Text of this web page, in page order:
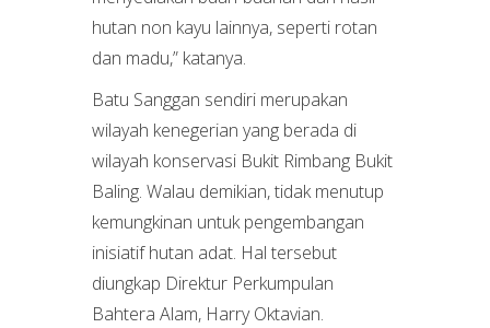
hutan non kayu lainnya, seperti rotan
dan madu,” katanya.
Batu Sanggan sendiri merupakan
wilayah kenegerian yang berada di
wilayah konservasi Bukit Rimbang Bukit
Baling. Walau demikian, tidak menutup
kemungkinan untuk pengembangan
inisiatif hutan adat. Hal tersebut
diungkap Direktur Perkumpulan
Bahtera Alam, Harry Oktavian.